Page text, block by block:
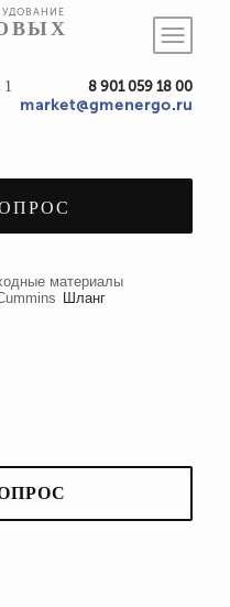
1 8 901 059 18 00
market@gmenergo.ru
материалы
Шланг